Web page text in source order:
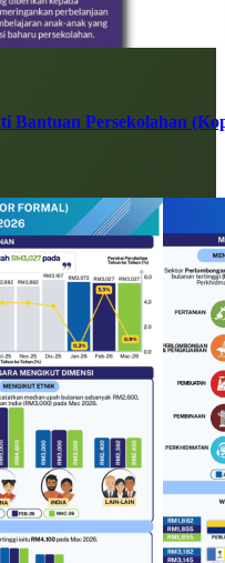
Bantuan Persekolahan